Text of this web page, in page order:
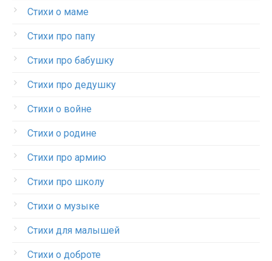
Стихи о маме
Стихи про папу
Стихи про бабушку
Стихи про дедушку
Стихи о войне
Стихи о родине
Стихи про армию
Стихи про школу
Стихи о музыке
Стихи для малышей
Стихи о доброте